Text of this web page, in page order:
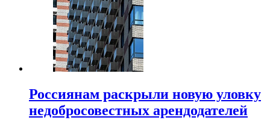
Россиянам раскрыли новую уловку
недобросовестных арендодателей